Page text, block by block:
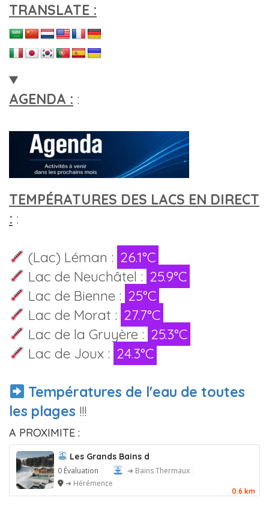
TRANSLATE :
AGENDA : :
TEMPÉRATURES DES LACS EN DIRECT
: :
(Lac) Léman : 26.1°C
Lac de Neuchâtel : 25.9°C
Lac de Bienne : 25°C
Lac de Morat : 27.7°C
Lac de la Gruyère : 25.3°C
Lac de Joux : 24.3°C
Températures de l'eau de toutes
les plages !!!
A PROXIMITE :
Les Grands Bains d
0 Évaluation
➔ Bains Thermaux
➔ Hérémence
0.6 km